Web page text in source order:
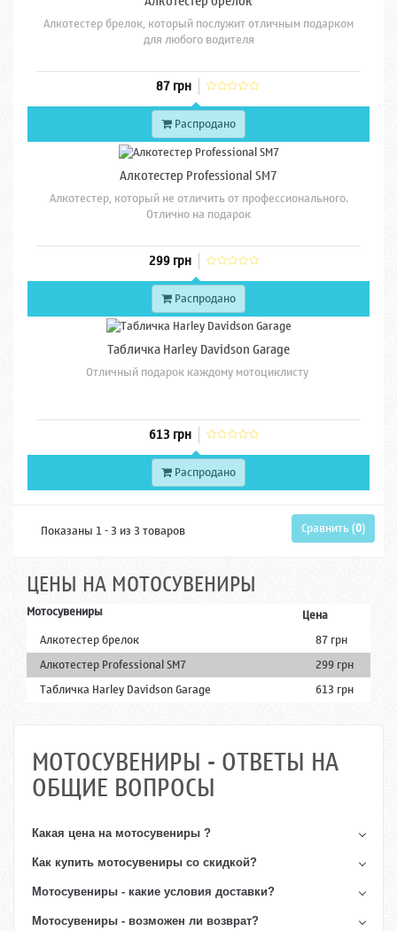
Алкотестер брелок, который послужит отличным подарком
для любого водителя
87 грн
Распродано
Алкотестер Professional SM7
Алкотестер, который не отличить от профессионального.
Отлично на подарок
299 грн
Распродано
Табличка Harley Davidson Garage
Отличный подарок каждому мотоциклисту
613 грн
Распродано
Показаны 1 - 3 из 3 товаров Сравнить (0)
ЦЕНЫ НА МОТОСУВЕНИРЫ
Мотосувениры
Цена
Алкотестер брелок
87 грн
Алкотестер Professional SM7
299 грн
Табличка Harley Davidson Garage
613 грн
МОТОСУВЕНИРЫ - ОТВЕТЫ НА
ОБЩИЕ ВОПРОСЫ
Какая цена на мотосувениры ?
Как купить мотосувениры со скидкой?
Мотосувениры - какие условия доставки?
Мотосувениры - возможен ли возврат?